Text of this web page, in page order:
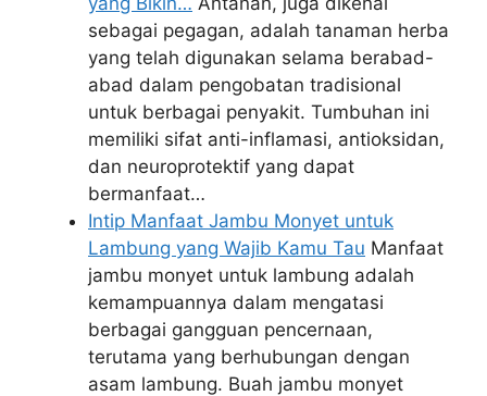
sebagai pegagan, adalah tanaman herba
yang telah digunakan selama berabad-
abad dalam pengobatan tradisional
untuk berbagai penyakit. Tumbuhan ini
memiliki sifat anti-inflamasi, antioksidan,
dan neuroprotektif yang dapat
bermanfaat…
Intip Manfaat Jambu Monyet untuk
Lambung yang Wajib Kamu Tau Manfaat
jambu monyet untuk lambung adalah
kemampuannya dalam mengatasi
berbagai gangguan pencernaan,
terutama yang berhubungan dengan
asam lambung. Buah jambu monyet